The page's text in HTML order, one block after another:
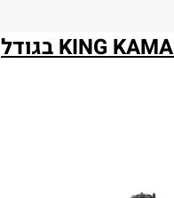
מעשנת , גריל וטאבון KING KAMADO בגודל